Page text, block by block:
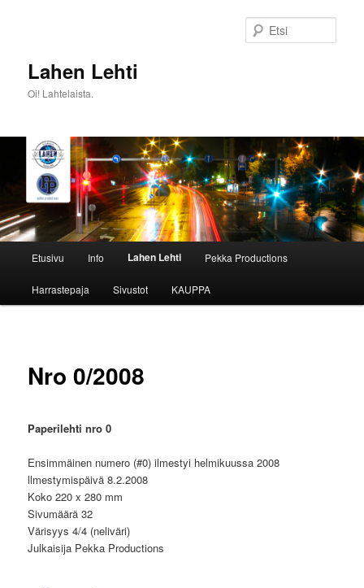
Lahen Lehti
Oi! Lahtelaista.
Etusivu Info Lahen Lehti Pekka Productions
Harrastepaja Sivustot KAUPPA
Nro 0/2008
Paperilehti nro 0
Ensimmäinen numero (#0) ilmestyi helmikuussa 2008
llmestymispäivä 8.2.2008
Koko 220 x 280 mm
Sivumäärä 32
Värisyys 4/4 (neliväri)
Julkaisija Pekka Productions